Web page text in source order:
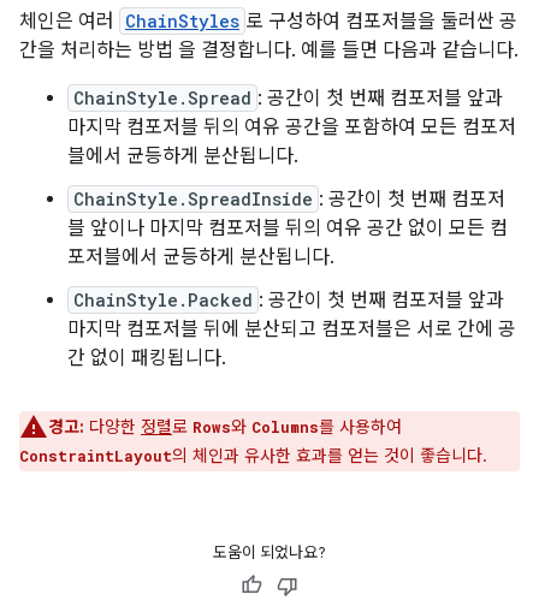
체인은 여러
ChainStyles 로 구성하여 컴포저블을 둘러싼 공
간을 처리하는 방법 을 결정합니다. 예를 들면 다음과 같습니다.
ChainStyle.Spread : 공간이 첫 번째 컴포저블 앞과
마지막 컴포저블 뒤의 여유 공간을 포함하여 모든 컴포저
블에서 균등하게 분산됩니다.
ChainStyle.SpreadInside : 공간이 첫 번째 컴포저
블 앞이나 마지막 컴포저블 뒤의 여유 공간 없이 모든 컴
포저블에서 균등하게 분산됩니다.
ChainStyle.Packed : 공간이 첫 번째 컴포저블 앞과
마지막 컴포저블 뒤에 분산되고 컴포저블은 서로 간에 공
간 없이 패킹됩니다.
경고: 다양한 정렬로 Rows와 Columns를 사용하여
ConstraintLayout의 체인과 유사한 효과를 얻는 것이 좋습니다.
도움이 되었나요?